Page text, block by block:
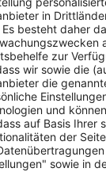
dem Blick,